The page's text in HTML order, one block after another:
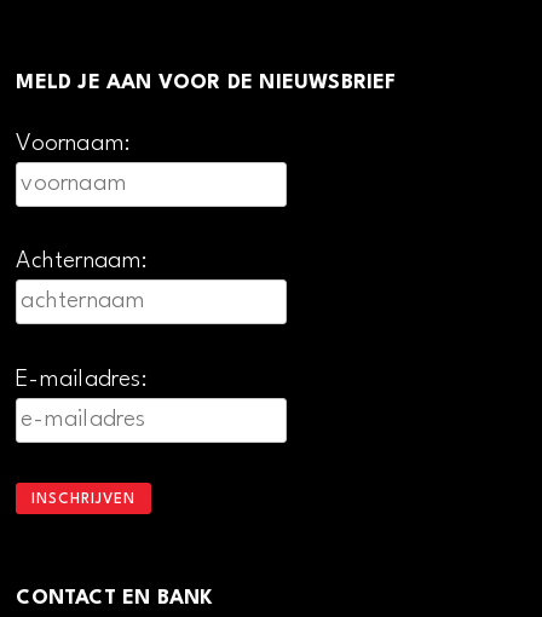
MELD JE AAN VOOR DE NIEUWSBRIEF
Voornaam:
Achternaam:
E-mailadres:
CONTACT EN BANK